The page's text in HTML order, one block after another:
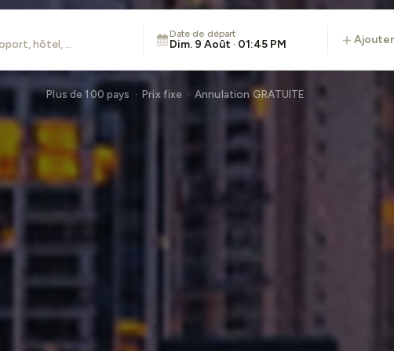
Date de départ
Dim. 9 Août · 01:45 PM
Plus de 100 pays · Prix fixe · Annulation GRATUITE